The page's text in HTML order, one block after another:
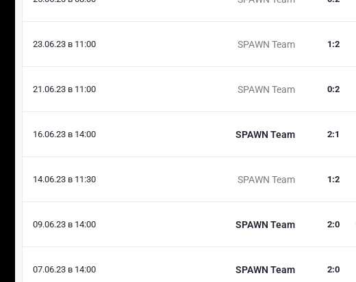
23.06.23 в 11:00 SPAWN Team 1 :2
21.06.23 в 11:00 SPAWN Team 0:2
16.06.23 в 14:00 SPAWN Team 2:1
14.06.23 в 11:30 SPAWN Team 1 :2
09.06.23 в 14:00 SPAWN Team 2:0
07.06.23 в 14:00 SPAWN Team 2:0